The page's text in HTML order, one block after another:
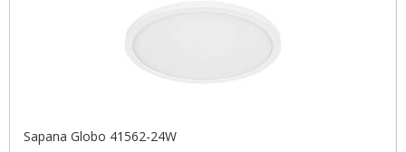
Sapana Globo 41562-24W